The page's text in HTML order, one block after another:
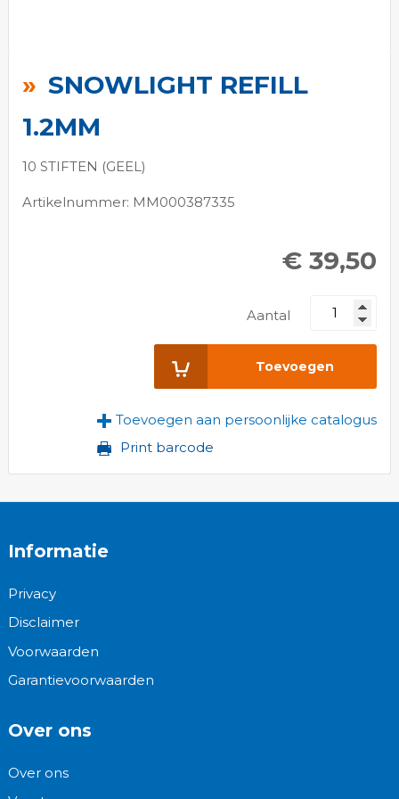
SNOWLIGHT REFILL
1.2MM
10 STIFTEN (GEEL)
Artikelnummer: MM000387335
€ 39,50
Aantal
Toevoegen
Toevoegen aan persoonlijke catalogus
Print barcode
het
begin
van
de
gallerij
Informatie
Privacy
Disclaimer
Voorwaarden
Garantievoorwaarden
Over ons
Over ons